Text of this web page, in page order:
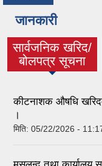
जानकारी
सार्वजनिक खरिद/
बोलपत्र सूचना
(active tab)
कीटनाशक औषधि
।
मिति: 05/22/2026 -